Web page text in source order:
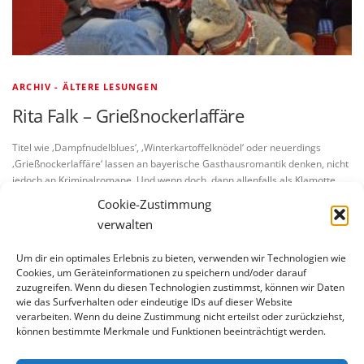
Cookie-Zustimmung
verwalten
Um dir ein optimales Erlebnis zu bieten, verwenden wir Technologien wie
Cookies, um Geräteinformationen zu speichern und/oder darauf
zuzugreifen. Wenn du diesen Technologien zustimmst, können wir Daten
wie das Surfverhalten oder eindeutige IDs auf dieser Website
verarbeiten. Wenn du deine Zustimmung nicht erteilst oder zurückziehst,
können bestimmte Merkmale und Funktionen beeinträchtigt werden.
ARCHIV - ÄLTERE LESUNGEN
Rita Falk – Grießnockerlaffäre
Titel wie ‚Dampfnudelblues‘, ‚Winterkartoffelknödel‘ oder neuerdings
‚Grießnockerlaffäre‘ lassen an bayerische Gasthausromantik denken, nicht
jedoch an Kriminalromane. Und wenn doch, dann allenfalls als Klamotte
oder Parodie. In den Geschichten von Rita …
BLEIBE AUF DEM LAUFENDEN